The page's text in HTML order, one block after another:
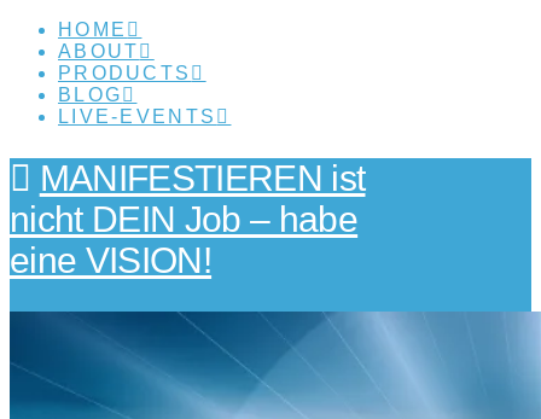
HOME
ABOUT
PRODUCTS
BLOG
LIVE-EVENTS
MANIFESTIEREN ist
nicht DEIN Job – habe
eine VISION!